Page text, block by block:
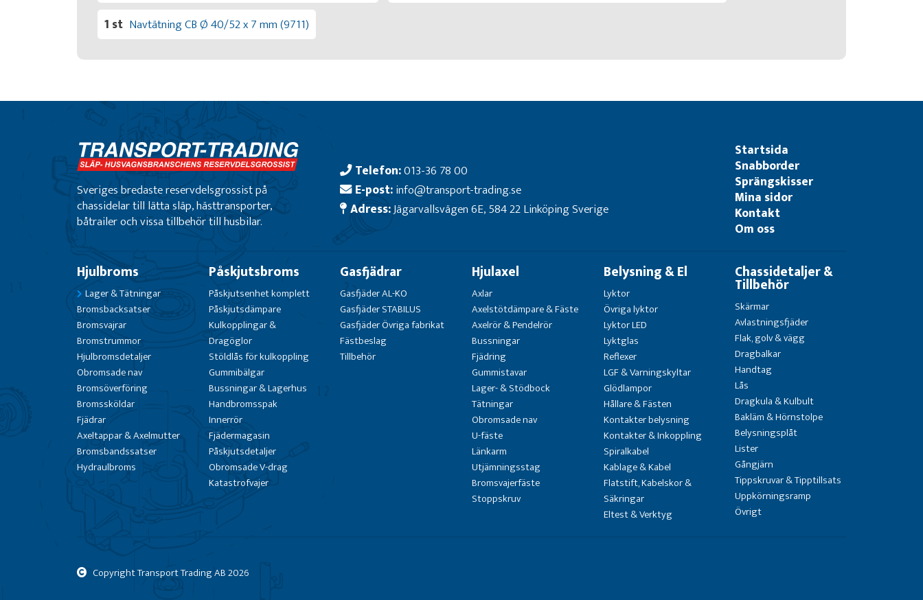
1 st Navtätning CB Ø 40/52 x 7 mm (9711)
Sveriges bredaste reservdelsgrossist på
chassidelar till lätta släp, hästtransporter,
båtrailer och vissa tillbehör till husbilar.
Telefon:013-36 78 00
E-post:info@transport-trading.se
Adress:Jägarvallsvägen 6E, 584 22 Linköping Sverige
Startsida
Snabborder
Sprängskisser
Mina sidor
Kontakt
Om oss
Hjulbroms
Lager & Tätningar
Bromsbacksatser
Bromsvajrar
Bromstrummor
Hjulbromsdetaljer
Obromsade nav
Bromsöverföring
Bromssköldar
Fjädrar
Axeltappar & Axelmutter
Bromsbandssatser
Hydraulbroms
Påskjutsbroms
Påskjutsenhet komplett
Påskjutsdämpare
Kulkopplingar &
Dragöglor
Stöldlås för kulkoppling
Gummibälgar
Bussningar & Lagerhus
Handbromsspak
Innerrör
Fjädermagasin
Påskjutsdetaljer
Obromsade V-drag
Katastrofvajer
Gasfjädrar
Gasfjäder AL-KO
Gasfjäder STABILUS
Gasfjäder Övriga fabrikat
Fästbeslag
Tillbehör
Hjulaxel
Axlar
Axelstötdämpare & Fäste
Axelrör & Pendelrör
Bussningar
Fjädring
Gummistavar
Lager- & Stödbock
Tätningar
Obromsade nav
U-fäste
Länkarm
Utjämningsstag
Bromsvajerfäste
Stoppskruv
Belysning & El
Lyktor
Övriga lyktor
Lyktor LED
Lyktglas
Reflexer
LGF & Varningskyltar
Glödlampor
Hållare & Fästen
Kontakter belysning
Kontakter & Inkoppling
Spiralkabel
Kablage & Kabel
Flatstift, Kabelskor &
Säkringar
Eltest & Verktyg
Chassidetaljer &
Tillbehör
Skärmar
Avlastningsfjäder
Flak, golv & vägg
Dragbalkar
Handtag
Lås
Dragkula & Kulbult
Bakläm & Hörnstolpe
Belysningsplåt
Lister
Gångjärn
Tippskruvar & Tipptillsats
Uppkörningsramp
Övrigt
Copyright Transport Trading AB2026